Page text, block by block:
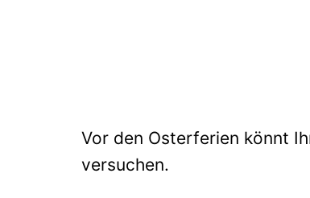
Vor den Osterferien könnt
versuchen.